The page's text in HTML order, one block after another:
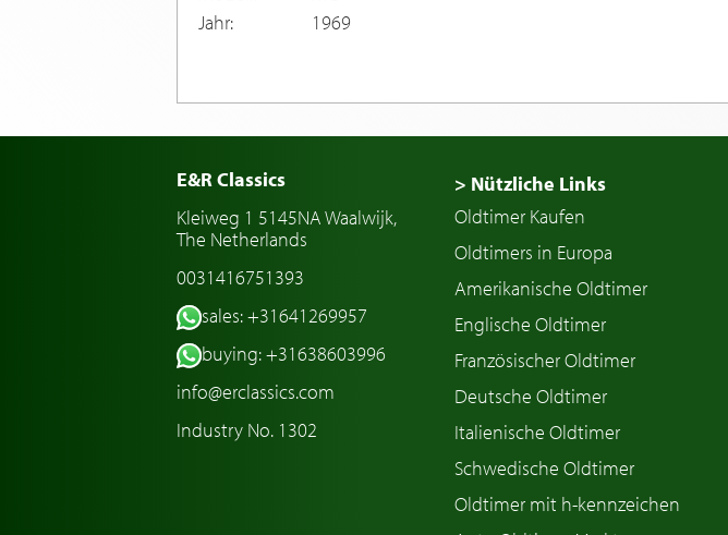
Jahr:
1969
E&R Classics
Kleiweg 1 5145NA Waalwijk,
The Netherlands
0031416751393
sales: +31641269957
buying: +31638603996
info@erclassics.com
Industry No. 1302
> Nützliche Links
Oldtimer Kaufen
Oldtimers in Europa
Amerikanische Oldtimer
Englische Oldtimer
Französischer Oldtimer
Deutsche Oldtimer
Italienische Oldtimer
Schwedische Oldtimer
Oldtimer mit h-kennzeichen